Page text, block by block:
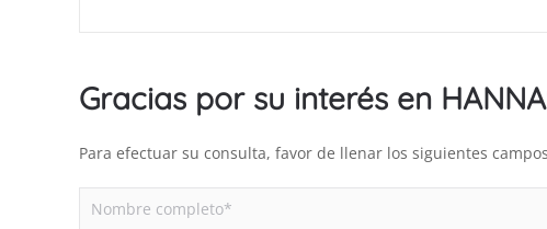
Gracias por su interés en
Para efectuar su consulta, favor de llenar los siguientes